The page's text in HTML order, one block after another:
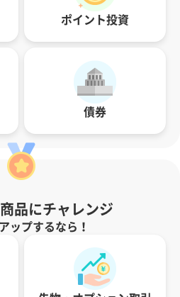
ポイント投資
債券
品にチャレンジ
ップするなら！